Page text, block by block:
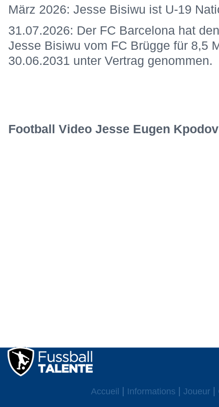
März 2026: Jesse Bisiwu ist U-19
31.07.2026: Der FC Barcelona hat
Jesse Bisiwu vom FC Brügge für 8,5
30.06.2031 unter Vertrag
Football Video Jesse Eugen
Accueil Informations Joueur